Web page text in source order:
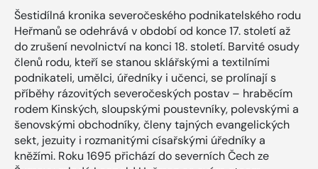
Šestidílná kronika severočeského podnikatelského rodu
Heřmanů se odehrává v období od konce 17. století až
do zrušení nevolnictví na konci 18. století. Barvité osudy
členů rodu, kteří se stanou sklářskými a textilními
podnikateli, umělci, úředníky i učenci, se prolínají s
příběhy rázovitých severočeských postav – hraběcím
rodem Kinských, sloupskými poustevníky, polevskými a
šenovskými obchodníky, členy tajných evangelických
sekt, jezuity i rozmanitými císařskými úředníky a
kněžími. Roku 1695 přichází do severních Čech ze